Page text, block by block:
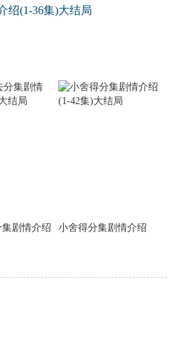
绍(1-36集)大结局
剧情介绍 小舍得分集剧情介绍